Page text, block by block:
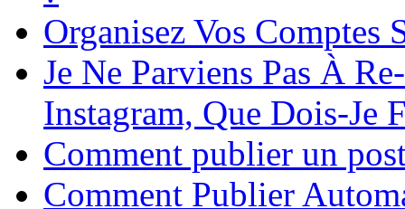
Organisez Vos Comptes
Je Ne Parviens Pas À
Instagram, Que Dois-Je
Comment publier un
Comment Publier